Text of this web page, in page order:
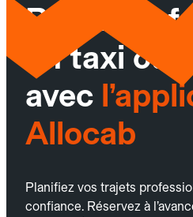
Réservez
un taxi ou
avec
Allocab
Planifiez vos trajets
confiance. Réservez à